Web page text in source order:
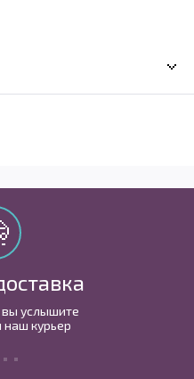
вы услышите
наш курьер